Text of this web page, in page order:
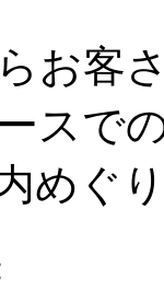
お客
スで
めぐ